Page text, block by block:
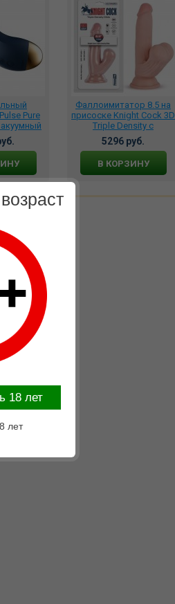
Pure
S117-
Фаллоимитатор 8.5 на
присоске Knight Cock 3D
Triple Density с
подвижной мошонкой,
VN317021
5296 руб.
В КОРЗИНУ
18 лет
лет